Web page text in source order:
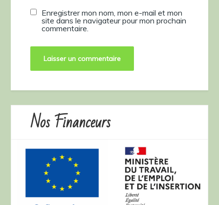
Enregistrer mon nom, mon e-mail et mon
site dans le navigateur pour mon prochain
commentaire.
Nos Financeurs